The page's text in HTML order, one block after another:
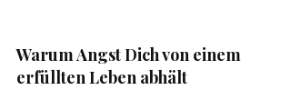
Warum Angst Dich von einem
erfüllten Leben abhält